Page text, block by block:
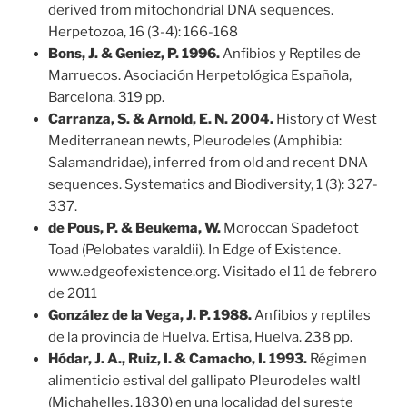
derived from mitochondrial DNA sequences.
Herpetozoa, 16 (3-4): 166-168
Bons, J. & Geniez, P. 1996.Anfibios y Reptiles de
Marruecos. Asociación Herpetológica Española,
Barcelona. 319 pp.
Carranza, S. & Arnold, E. N. 2004.History of West
Mediterranean newts, Pleurodeles (Amphibia:
Salamandridae), inferred from old and recent DNA
sequences. Systematics and Biodiversity, 1 (3): 327-
337.
de Pous, P. & Beukema, W.Moroccan Spadefoot
Toad (Pelobates varaldii). In Edge of Existence.
www.edgeofexistence.org. Visitado el 11 de febrero
de 2011
González de la Vega, J. P. 1988.Anfibios y reptiles
de la provincia de Huelva. Ertisa, Huelva. 238 pp.
Hódar, J. A., Ruiz, I. & Camacho, I. 1993.Régimen
alimenticio estival del gallipato Pleurodeles waltl
(Michahelles, 1830) en una localidad del sureste